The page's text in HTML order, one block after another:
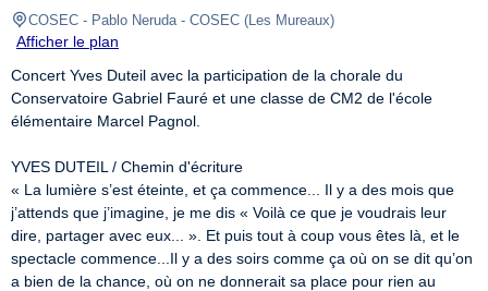
COSEC - Pablo Neruda - COSEC (Les Mureaux)
Afficher le plan
Concert Yves Duteil avec la participation de la chorale du
Conservatoire Gabriel Fauré et une classe de CM2 de l'école
élémentaire Marcel Pagnol.
YVES DUTEIL / Chemin d'écriture
« La lumière s’est éteinte, et ça commence... Il y a des mois que
j’attends que j’imagine, je me dis « Voilà ce que je voudrais leur
dire, partager avec eux... ». Et puis tout à coup vous êtes là, et le
spectacle commence...Il y a des soirs comme ça où on se dit qu’on
a bien de la chance, où on ne donnerait sa place pour rien au